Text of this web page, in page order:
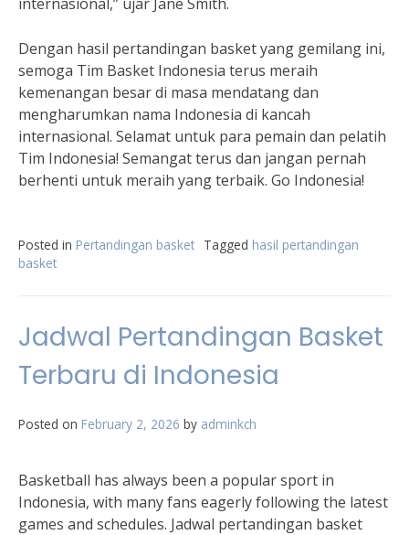
Dengan hasil pertandingan basket yang gemilang ini,
semoga Tim Basket Indonesia terus meraih
kemenangan besar di masa mendatang dan
mengharumkan nama Indonesia di kancah
internasional. Selamat untuk para pemain dan pelatih
Tim Indonesia! Semangat terus dan jangan pernah
berhenti untuk meraih yang terbaik. Go Indonesia!
Posted in Pertandingan basket Tagged hasil pertandingan
basket
Jadwal Pertandingan Basket
Terbaru di Indonesia
Posted on February 2, 2026 by adminkch
Basketball has always been a popular sport in
Indonesia, with many fans eagerly following the latest
games and schedules. Jadwal pertandingan basket